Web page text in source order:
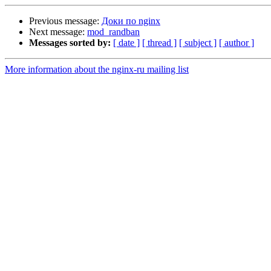
Previous message: Доки по nginx
Next message: mod_randban
Messages sorted by: [ date ] [ thread ] [ subject ] [ author ]
More information about the nginx-ru mailing list